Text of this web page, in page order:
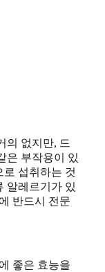
의 없지만, 드
은 부작용이 있
섭취하는 것
알레르기가 있
반드시 전문
좋은 효능을